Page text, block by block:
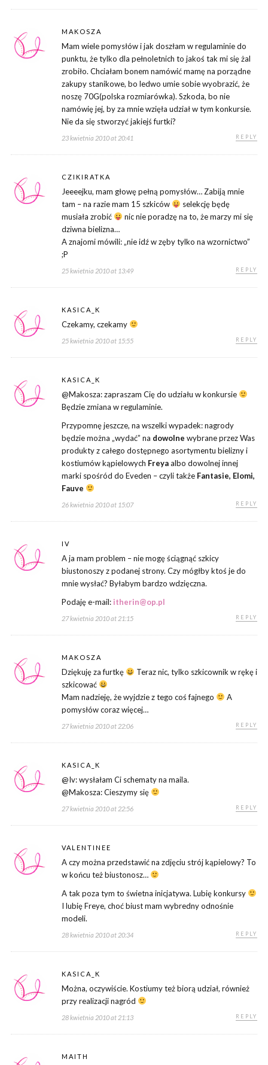
MAKOSZA
Mam wiele pomysłów i jak doszłam w regulaminie do
punktu, że tylko dla pełnoletnich to jakoś tak mi się żal
zrobiło. Chciałam bonem namówić mamę na porządne
zakupy stanikowe, bo ledwo umie sobie wyobrazić, że
noszę 70G(polska rozmiarówka). Szkoda, bo nie
namówię jej, by za mnie wzięła udział w tym konkursie.
Nie da się stworzyć jakiejś furtki?
23 kwietnia 2010 at 20:41 REPLY
CZIKIRATKA
Jeeeejku, mam głowę pełną pomysłów… Zabiją mnie
tam – na razie mam 15 szkiców
selekcję będę
musiała zrobić
nic nie poradzę na to, że marzy mi się
dziwna bielizna…
A znajomi mówili: „nie idź w zęby tylko na wzornictwo”
;P
25 kwietnia 2010 at 13:49 REPLY
KASICA_K
Czekamy, czekamy
25 kwietnia 2010 at 15:55 REPLY
KASICA_K
@Makosza: zapraszam Cię do udziału w konkursie
Będzie zmiana w regulaminie.
Przypomnę jeszcze, na wszelki wypadek: nagrody
będzie można „wydać” na dowolne wybrane przez Was
produkty z całego dostępnego asortymentu bielizny i
kostiumów kąpielowych Freyaalbo dowolnej innej
marki spośród do Eveden – czyli także Fantasie, Elomi,
Fauve
26 kwietnia 2010 at 15:07 REPLY
IV
A ja mam problem – nie mogę ściągnąć szkicy
biustonoszy z podanej strony. Czy mógłby ktoś je do
mnie wysłać? Byłabym bardzo wdzięczna.
Podaję e-mail: itherin@op.pl
27 kwietnia 2010 at 21:15 REPLY
MAKOSZA
Dziękuję za furtkę
Teraz nic, tylko szkicownik w rękę i
szkicować
Mam nadzieję, że wyjdzie z tego coś fajnego
A
pomysłów coraz więcej…
27 kwietnia 2010 at 22:06 REPLY
KASICA_K
@Iv: wysłałam Ci schematy na maila.
@Makosza: Cieszymy się
27 kwietnia 2010 at 22:56 REPLY
VALENTINEE
A czy można przedstawić na zdjęciu strój kąpielowy? To
w końcu też biustonosz…
A tak poza tym to świetna inicjatywa. Lubię konkursy
I lubię Freye, choć biust mam wybredny odnośnie
modeli.
28 kwietnia 2010 at 20:34 REPLY
KASICA_K
Można, oczywiście. Kostiumy też biorą udział, również
przy realizacji nagród
28 kwietnia 2010 at 21:13 REPLY
MAITH